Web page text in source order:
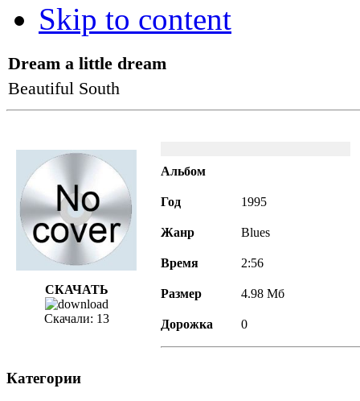
Skip to content
Dream a little dream
Beautiful South
СКАЧАТЬ
Скачали: 13
Альбом
Год 1995
Жанр Blues
Время 2:56
Размер 4.98 Мб
Дорожка 0
Категории